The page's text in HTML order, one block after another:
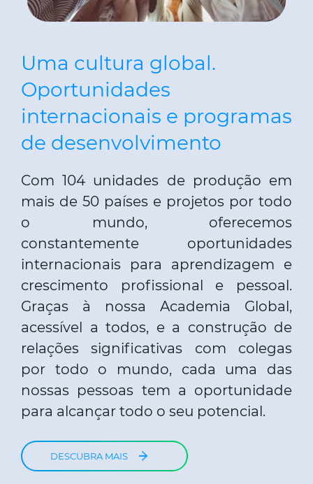
Uma cultura global.
Oportunidades
internacionais e programas
de desenvolvimento
Com 104 unidades de produção em
mais de 50 países e projetos por todo
o mundo, oferecemos
constantemente oportunidades
internacionais para aprendizagem e
crescimento profissional e pessoal.
Graças à nossa Academia Global,
acessível a todos, e a construção de
relações significativas com colegas
por todo o mundo, cada uma das
nossas pessoas tem a oportunidade
para alcançar todo o seu potencial.
DESCUBRA MAIS